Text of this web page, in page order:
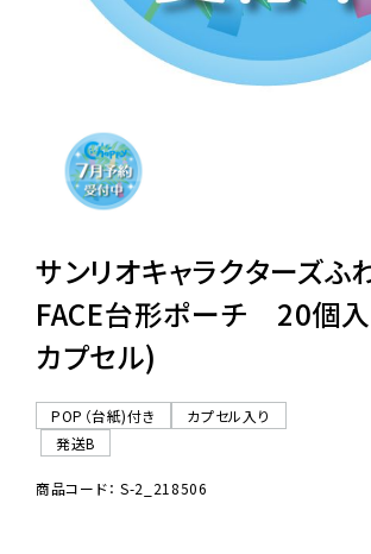
景品・玩具・文具
販促用カプセルトイ
06-6282-7659
サンリオキャラクターズふ
FACE台形ポーチ 20個
カプセル)
POP（台紙)付き
カプセル入り
発送B
商品コード： S-2_218506